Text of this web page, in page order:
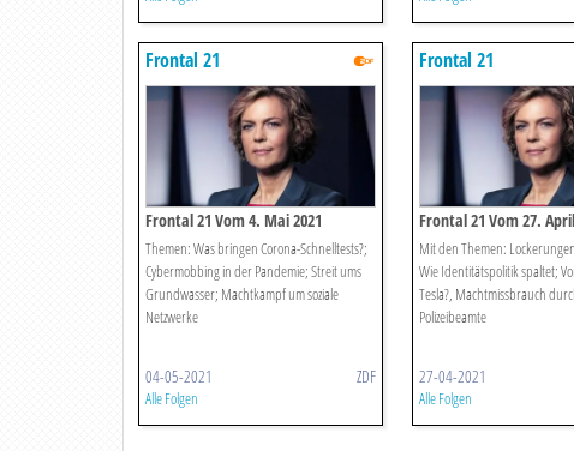
Frontal 21
Frontal 21 Vom 4. Mai 2021
Themen: Was bringen Corona-Schnelltests?;
Cybermobbing in der Pandemie; Streit ums
Grundwasser; Machtkampf um soziale
Netzwerke
04-05-2021 ZDF
Alle Folgen
Frontal 21
Frontal 21 Vom 27.
Mit den Themen:
Wie Identitätspolitik spaltet;
Tesla?, Machtmissbrauch
Polizeibeamte
27-04-2021
Alle Folgen